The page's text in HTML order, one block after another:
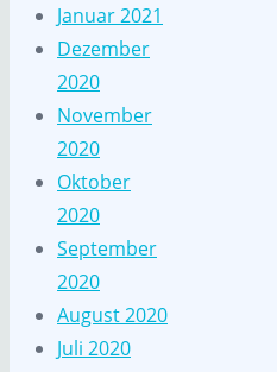
Januar 2021
Dezember
2020
November
2020
Oktober
2020
September
2020
August 2020
Juli 2020